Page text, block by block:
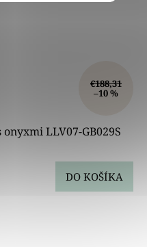
€188,31
–10 %
LLV07-GB029S
DO KOŠÍKA